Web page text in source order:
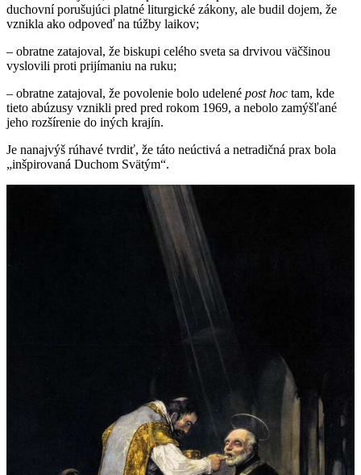
duchovní porušujúci platné liturgické zákony, ale budil dojem, že
vznikla ako odpoveď na túžby laikov;
– obratne zatajoval, že biskupi celého sveta sa drvivou väčšinou
vyslovili proti prijímaniu na ruku;
– obratne zatajoval, že povolenie bolo udelené post hoc tam, kde
tieto abúzusy vznikli pred pred rokom 1969, a nebolo zamýšľané
jeho rozšírenie do iných krajín.
Je nanajvýš rúhavé tvrdiť, že táto neúctivá a netradičná prax bola
„inšpirovaná Duchom Svätým“.